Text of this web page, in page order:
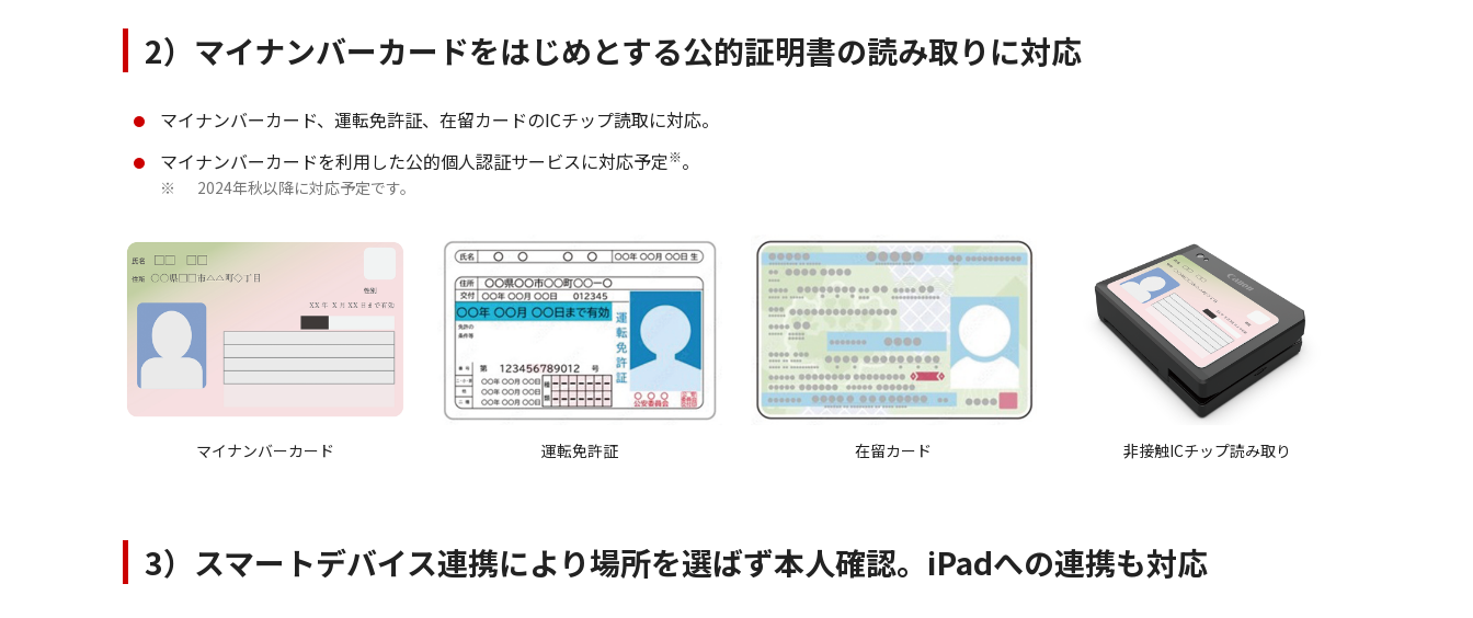
2）マイナンバーカードをはじめとする公的証明書の読み取りに対応
マイナンバーカード、運転免許証、在留カードのICチップ読取に対応。
マイナンバーカードを利用した公的個人認証サービスに対応予定※。
※ 2024年秋以降に対応予定です。
マイナンバーカード 運転免許証 在留カード 非接触ICチップ読み取り
3）スマートデバイス連携により場所を選ばず本人確認。iPadへの連携も対応